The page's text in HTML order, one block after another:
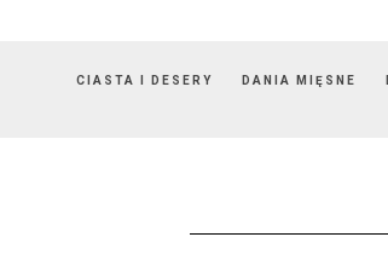
CIASTA I DESERY DANIA MIĘSNE